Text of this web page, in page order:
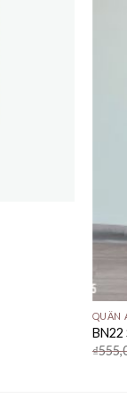
QUẦN
BN22
₫